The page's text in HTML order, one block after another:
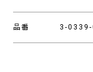
品番 3-